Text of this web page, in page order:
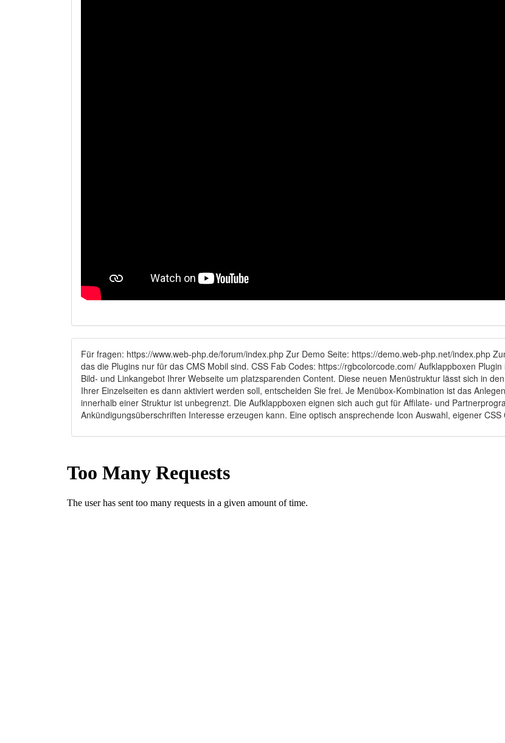
Für fragen: https://www.web-php.de/forum/index.php Zur Demo Seite: https://demo.web-php.net/index.php
das die Plugins nur für das CMS Mobil sind. CSS Fab Codes: https://rgbcolorcode.com/ Aufklappboxen
Bild- und Linkangebot Ihrer Webseite um platzsparenden Content. Diese neuen Menüstruktur lässt sich in
Ihrer Einzelseiten es dann aktiviert werden soll, entscheiden Sie frei. Je Menübox-Kombination ist das
innerhalb einer Struktur ist unbegrenzt. Die Aufklappboxen eignen sich auch gut für Affilate- und
Ankündigungsüberschriften Interesse erzeugen kann. Eine optisch ansprechende Icon Auswahl, eigener